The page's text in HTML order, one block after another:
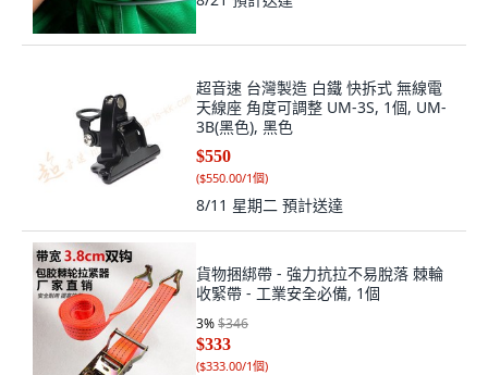
超音速 台灣製造 白鐵 快拆式 無線電
天線座 角度可調整 UM-3S, 1個, UM-
3B(黑色), 黑色
$550
($550.00/1個)
8/11 星期二 預計送達
貨物捆綁帶 - 強力抗拉不易脫落 棘輪
收緊帶 - 工業安全必備, 1個
3%$346
$333
($333.00/1個)